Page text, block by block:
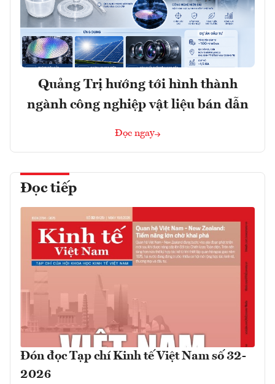
Quảng Trị hướng tới hình thành
ngành công nghiệp vật liệu bán dẫn
Đọc ngay
Đọc tiếp
Đón đọc Tạp chí Kinh tế Việt Nam số 32-
2026